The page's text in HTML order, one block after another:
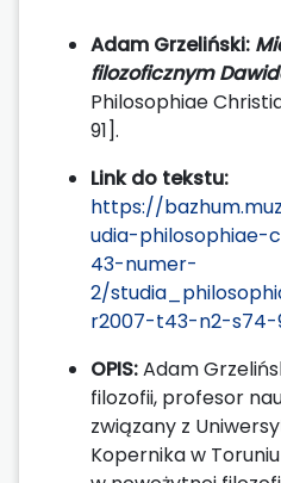
Adam Grzeliński:
filozoficznym
Philosophiae
91].
Link do tekstu:
https://
udia-
43-numer-
2/
r2007-t43-n2-s74-
OPIS:Adam
filozofii, profesor
związany z
Kopernika w